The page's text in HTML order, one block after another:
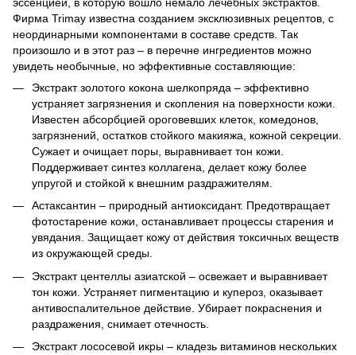
Фирма Trimay известна созданием эксклюзивных рецептов, с
неординарными компонентами в составе средств. Так
произошло и в этот раз – в перечне ингредиентов можно
увидеть необычные, но эффективные составляющие:
Экстракт золотого кокона шелкопряда – эффективно
устраняет загрязнения и скопления на поверхности кожи.
Известен абсорбцией ороговевших клеток, комедонов,
загрязнений, остатков стойкого макияжа, кожной секреции.
Сужает и очищает поры, выравнивает тон кожи.
Поддерживает синтез коллагена, делает кожу более
упругой и стойкой к внешним раздражителям.
Астаксантин – природный антиоксидант. Предотвращает
фотостарение кожи, останавливает процессы старения и
увядания. Защищает кожу от действия токсичных веществ
из окружающей среды.
Экстракт центеллы азиатской – освежает и выравнивает
тон кожи. Устраняет пигментацию и купероз, оказывает
антивоспалительное действие. Убирает покраснения и
раздражения, снимает отечность.
Экстракт лососевой икры – кладезь витаминов нескольких